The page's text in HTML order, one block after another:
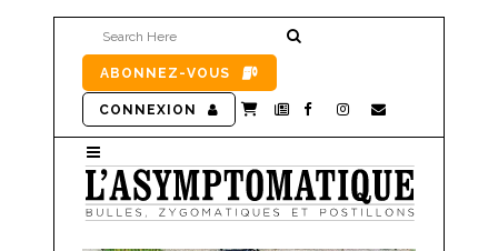
ABONNEZ-VOUS
CONNEXION